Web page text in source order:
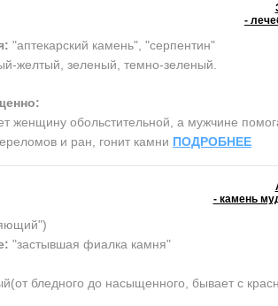
-
"аптекарский камень", "серпентин"
желтый, зеленый, темно-зеленый.
обольстительной, а мужчине
и ран, гонит камни ПОДРОБНЕЕ
- камень
"застывшая фиалка камня"
бледного до насыщенного, бывает с